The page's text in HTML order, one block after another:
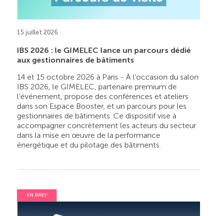
15 juillet 2026
IBS 2026 : le GIMELEC lance un parcours dédié
aux gestionnaires de bâtiments
14 et 15 octobre 2026 à Paris - À l’occasion du salon
IBS 2026, le GIMELEC, partenaire premium de
l’événement, propose des conférences et ateliers
dans son Espace Booster, et un parcours pour les
gestionnaires de bâtiments. Ce dispositif vise à
accompagner concrètement les acteurs du secteur
dans la mise en œuvre de la performance
énergétique et du pilotage des bâtiments.
EN BREF